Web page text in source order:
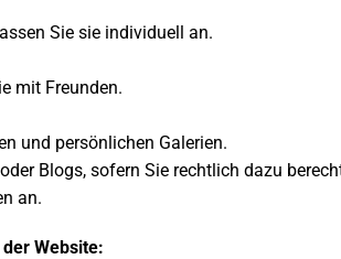
Sie sie individuell an.
mit Freunden.
und persönlichen Galerien.
Blogs, sofern Sie rechtlich dazu
an.
Website: